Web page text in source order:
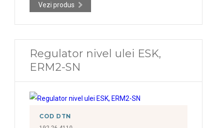
Vezi produs
Regulator nivel ulei ESK,
ERM2-SN
COD DTN